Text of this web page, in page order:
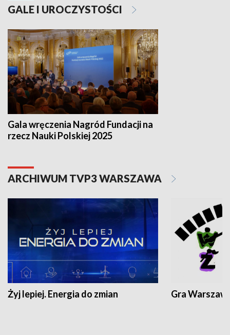
GALE I UROCZYSTOŚCI
Gala wręczenia Nagród Fundacji na
rzecz Nauki Polskiej 2025
ARCHIWUM TVP3 WARSZAWA
Żyj lepiej. Energia do zmian Gra